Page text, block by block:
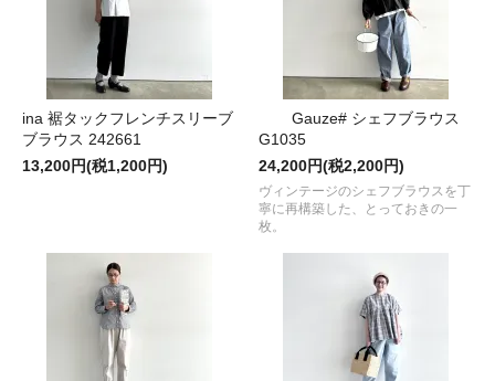
ina 裾タックフレンチスリーブ
ブラウス 242661
13,200円(税1,200円)
Gauze# シェフブラウス
G1035
24,200円(税2,200円)
ヴィンテージのシェフブラウスを丁
寧に再構築した、とっておきの一
枚。